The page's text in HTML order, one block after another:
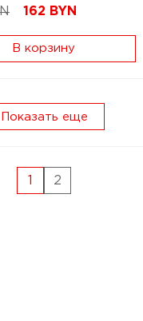
162 BYN
В корзину
Показать еще
1 2